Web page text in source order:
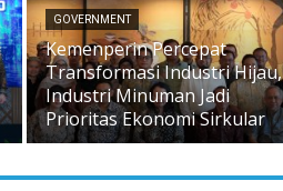
GOVERNMENT
Kemenperin Percepat
Transformasi Industri Hijau,
Industri Minuman Jadi
Prioritas Ekonomi Sirkular